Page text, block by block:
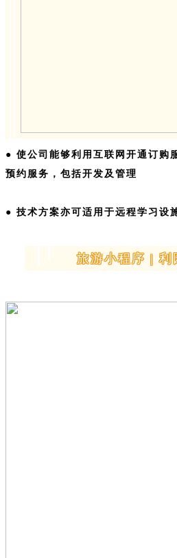
● 使公司能够利用互联网开通订购
预约服务，包括开发及管理
● 技术方案亦可适用于远程学习设
旅游小程序 | 利